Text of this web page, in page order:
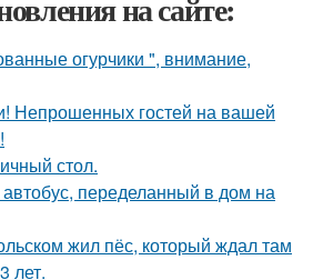
на сайте:
огурчики ", внимание,
Непрошенных гостей на вашей
стол.
переделанный в дом на
жил пёс, который ждал там
лет.